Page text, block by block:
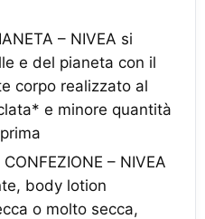
– NIVEA si
e del pianeta con il
corpo realizzato al
e minore quantità
– NIVEA
body lotion
o molto secca,